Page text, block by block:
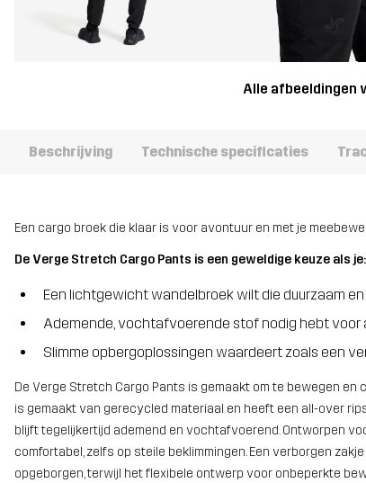
Alle afbeeldingen
Beschrijving Technische specificaties
Een cargo broek die klaar is voor avontuur en met je
De Verge Stretch Cargo Pants is een geweldige keuze als je:
Een lichtgewicht wandelbroek wilt die duurzaam en
Ademende, vochtafvoerende stof nodig hebt voor
Slimme opbergoplossingen waardeert zoals een
De Verge Stretch Cargo Pants is gemaakt om te bewegen
is gemaakt van gerecycled materiaal en heeft een all-over
blijft tegelijkertijd ademend en vochtafvoerend. Ontworpen
comfortabel, zelfs op steile beklimmingen. Een verborgen
opgeborgen, terwijl het flexibele ontwerp voor onbeperkte